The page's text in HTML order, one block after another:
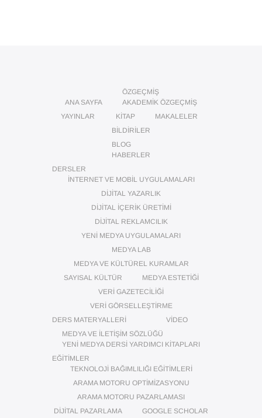
ANA SAYFA
ÖZGEÇMIŞ
AKADEMIK ÖZGEÇMIŞ
YAYINLAR
KITAP
MAKALELER
BILDIRILER
BLOG
HABERLER
DERSLER
İNTERNET VE MOBIL UYGULAMALARI
DIJITAL YAZARLIK
DIJITAL İÇERIK ÜRETIMI
DIJITAL REKLAMCILIK
YENI MEDYA UYGULAMALARI
MEDYA LAB
MEDYA VE KÜLTÜREL KURAMLAR
SAYISAL KÜLTÜR
MEDYA ESTETIĞI
VERI GAZETECILIĞI
VERI GÖRSELLEŞTIRME
DERS MATERYALLERI
VIDEO
MEDYA VE İLETIŞIM SÖZLÜĞÜ
YENI MEDYA DERSI YARDIMCI KITAPLARI
EĞITIMLER
TEKNOLOJI BAĞIMLILIĞI EĞITIMLERI
ARAMA MOTORU OPTIMIZASYONU
ARAMA MOTORU PAZARLAMASI
DIJITAL PAZARLAMA
GOOGLE SCHOLAR